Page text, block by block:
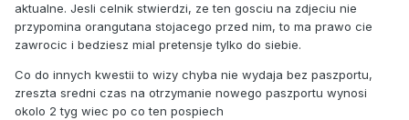
aktualne. Jesli celnik stwierdzi, ze ten gosciu na zdjeciu nie
przypomina orangutana stojacego przed nim, to ma prawo cie
zawrocic i bedziesz mial pretensje tylko do siebie.
Co do innych kwestii to wizy chyba nie wydaja bez paszportu,
zreszta sredni czas na otrzymanie nowego paszportu wynosi
okolo 2 tyg wiec po co ten pospiech